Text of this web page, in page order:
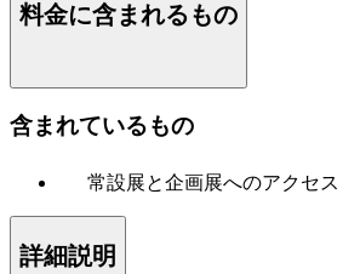
料金に含まれるもの
含まれているもの
常設展と企画展へのアクセス
詳細説明